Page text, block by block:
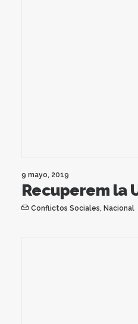
9 mayo, 2019
Recuperem la
Conflictos Sociales, Nacional